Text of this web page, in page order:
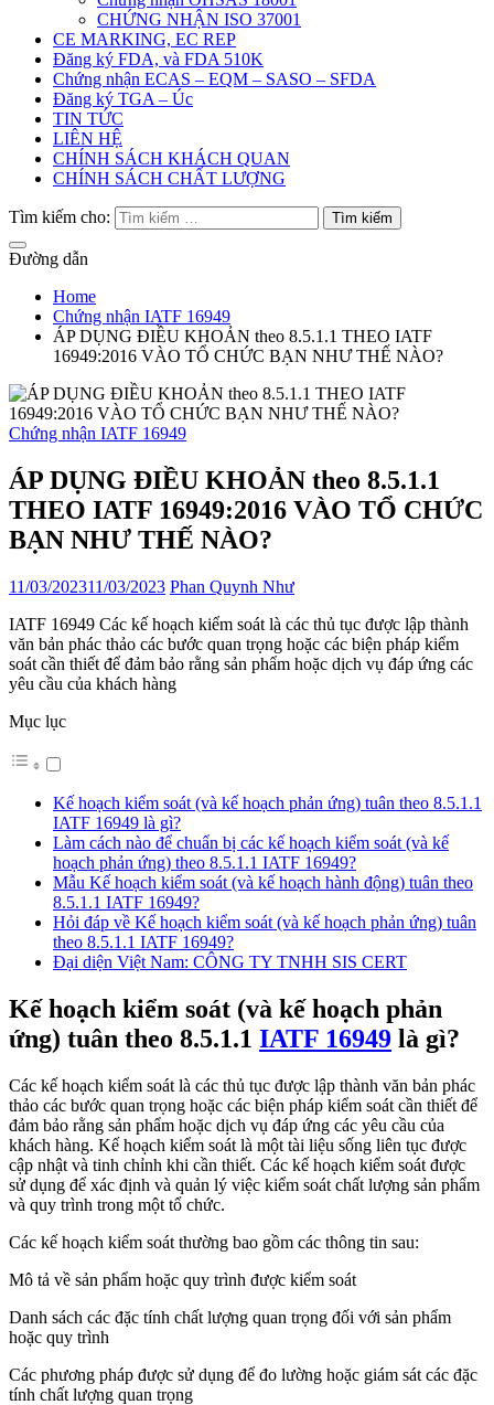
CHỨNG NHẬN ISO 37001
CE MARKING, EC REP
Đăng ký FDA, và FDA 510K
Chứng nhận ECAS – EQM – SASO – SFDA
Đăng ký TGA – Úc
TIN TỨC
LIÊN HỆ
CHÍNH SÁCH KHÁCH QUAN
CHÍNH SÁCH CHẤT LƯỢNG
Tìm kiếm cho:
Đường dẫn
Home
Chứng nhận IATF 16949
ÁP DỤNG ĐIỀU KHOẢN theo 8.5.1.1 THEO IATF
16949:2016 VÀO TỔ CHỨC BẠN NHƯ THẾ NÀO?
Chứng nhận IATF 16949
ÁP DỤNG ĐIỀU KHOẢN theo 8.5.1.1
THEO IATF 16949:2016 VÀO TỔ CHỨC
BẠN NHƯ THẾ NÀO?
11/03/202311/03/2023 Phan Quynh Như
IATF 16949 Các kế hoạch kiểm soát là các thủ tục được lập thành
văn bản phác thảo các bước quan trọng hoặc các biện pháp kiểm
soát cần thiết để đảm bảo rằng sản phẩm hoặc dịch vụ đáp ứng các
yêu cầu của khách hàng
Mục lục
Kế hoạch kiểm soát (và kế hoạch phản ứng) tuân theo 8.5.1.1
IATF 16949 là gì?
Làm cách nào để chuẩn bị các kế hoạch kiểm soát (và kế
hoạch phản ứng) theo 8.5.1.1 IATF 16949?
Mẫu Kế hoạch kiểm soát (và kế hoạch hành động) tuân theo
8.5.1.1 IATF 16949?
Hỏi đáp về Kế hoạch kiểm soát (và kế hoạch phản ứng) tuân
theo 8.5.1.1 IATF 16949?
Đại diện Việt Nam: CÔNG TY TNHH SIS CERT
Kế hoạch kiểm soát (và kế hoạch phản
ứng) tuân theo 8.5.1.1 IATF 16949 là gì?
Các kế hoạch kiểm soát là các thủ tục được lập thành văn bản phác
thảo các bước quan trọng hoặc các biện pháp kiểm soát cần thiết để
đảm bảo rằng sản phẩm hoặc dịch vụ đáp ứng các yêu cầu của
khách hàng. Kế hoạch kiểm soát là một tài liệu sống liên tục được
cập nhật và tinh chỉnh khi cần thiết. Các kế hoạch kiểm soát được
sử dụng để xác định và quản lý việc kiểm soát chất lượng sản phẩm
và quy trình trong một tổ chức.
Các kế hoạch kiểm soát thường bao gồm các thông tin sau:
Mô tả về sản phẩm hoặc quy trình được kiểm soát
Danh sách các đặc tính chất lượng quan trọng đối với sản phẩm
hoặc quy trình
Các phương pháp được sử dụng để đo lường hoặc giám sát các đặc
tính chất lượng quan trọng